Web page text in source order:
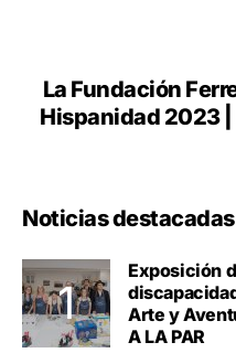
La Fundación
Hispanidad 2023 |
Noticias destacadas
Exposición
Arte y
A LA PAR